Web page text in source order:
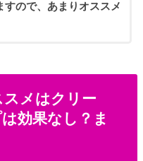
すので、あまりオススメ
メはクリー
効果なし？ま